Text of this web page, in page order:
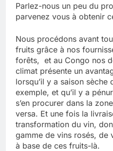
Parlez-nous un peu du
parvenez vous à obtenir
Nous procédons avant
fruits grâce à nos
forêts, et au Congo nos
climat présente un
lorsqu’il y a saison
exemple, et qu’il y a
s’en procurer dans la
versa. Et une fois la
transformation du vin,
gamme de vins rosés, de
à base de ces fruits-là.